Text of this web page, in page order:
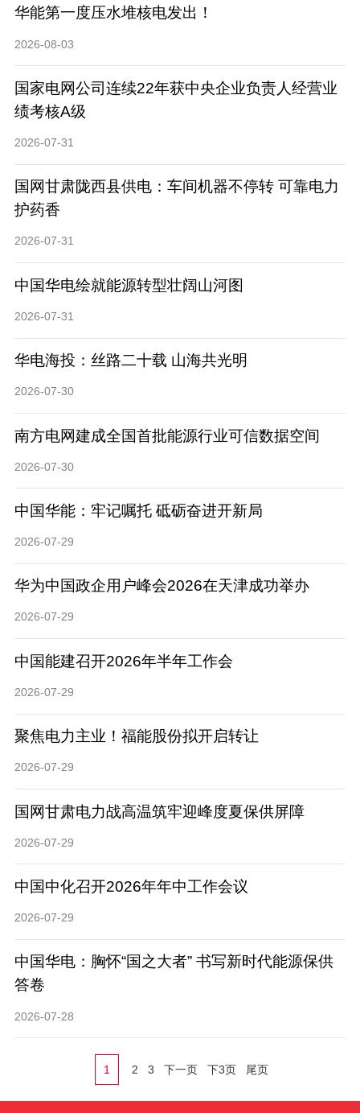
华能第一度压水堆核电发出！
2026-08-03
国家电网公司连续22年获中央企业负责人经营业
绩考核A级
2026-07-31
国网甘肃陇西县供电：车间机器不停转 可靠电力
护药香
2026-07-31
中国华电绘就能源转型壮阔山河图
2026-07-31
华电海投：丝路二十载 山海共光明
2026-07-30
南方电网建成全国首批能源行业可信数据空间
2026-07-30
中国华能：牢记嘱托 砥砺奋进开新局
2026-07-29
华为中国政企用户峰会2026在天津成功举办
2026-07-29
中国能建召开2026年半年工作会
2026-07-29
聚焦电力主业！福能股份拟开启转让
2026-07-29
国网甘肃电力战高温筑牢迎峰度夏保供屏障
2026-07-29
中国中化召开2026年年中工作会议
2026-07-29
中国华电：胸怀“国之大者” 书写新时代能源保供
答卷
2026-07-28
1 2 3 下一页 下3页 尾页